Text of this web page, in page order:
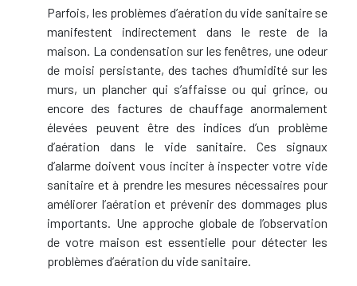
Parfois, les problèmes d’aération du vide sanitaire se
manifestent indirectement dans le reste de la
maison. La condensation sur les fenêtres, une odeur
de moisi persistante, des taches d’humidité sur les
murs, un plancher qui s’affaisse ou qui grince, ou
encore des factures de chauffage anormalement
élevées peuvent être des indices d’un problème
d’aération dans le vide sanitaire. Ces signaux
d’alarme doivent vous inciter à inspecter votre vide
sanitaire et à prendre les mesures nécessaires pour
améliorer l’aération et prévenir des dommages plus
importants. Une approche globale de l’observation
de votre maison est essentielle pour détecter les
problèmes d’aération du vide sanitaire.